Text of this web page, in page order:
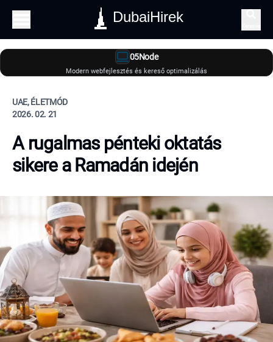
DubaiHirek
05Node
Modern webfejlesztés és kereső optimalizálás
UAE, ÉLETMÓD
2026. 02. 21
A rugalmas pénteki oktatás
sikere a Ramadán idején